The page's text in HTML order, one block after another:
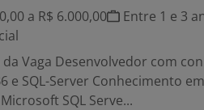
a R$ 6.000,00
Entre 1 e 3
Vaga Desenvolvedor com
e SQL-Server Conhecimento
SQL Serve...